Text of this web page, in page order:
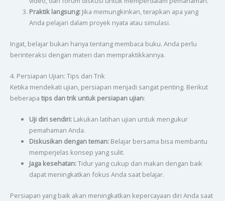
Praktik langsung:Jika memungkinkan, terapkan apa yang
Anda pelajari dalam proyek nyata atau simulasi.
Ingat, belajar bukan hanya tentang membaca buku. Anda perlu
berinteraksi dengan materi dan mempraktikkannya.
4. Persiapan Ujian: Tips dan Trik
Ketika mendekati ujian, persiapan menjadi sangat penting. Berikut
beberapa tips dan trik untuk persiapan ujian:
Uji diri sendiri:Lakukan latihan ujian untuk mengukur
pemahaman Anda.
Diskusikan dengan teman:Belajar bersama bisa membantu
memperjelas konsep yang sulit.
Jaga kesehatan:Tidur yang cukup dan makan dengan baik
dapat meningkatkan fokus Anda saat belajar.
Persiapan yang baik akan meningkatkan kepercayaan diri Anda saat